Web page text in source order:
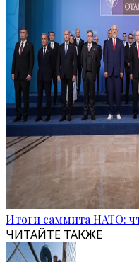
Итоги саммита НАТО:
ЧИТАЙТЕ ТАКЖЕ